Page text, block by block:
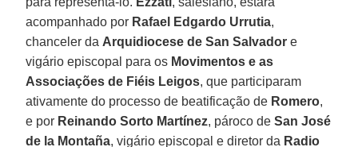
acompanhado por Rafael Edgardo Urrutia,
chanceler da Arquidiocese de San Salvador e
vigário episcopal para os Movimentos e as
Associações de Fiéis Leigos, que participaram
ativamente do processo de beatificação de Romero,
e por Reinando Sorto Martínez, pároco deSan José
de la Montaña, vigário episcopal e diretor da Radio